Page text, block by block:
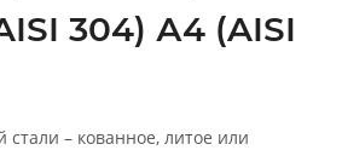
304) А4 (AISI
– кованное, литое или